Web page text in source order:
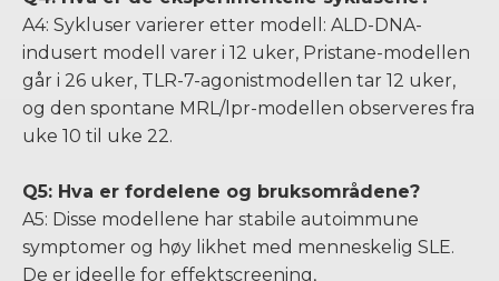
A4: Sykluser varierer etter modell: ALD-DNA-
indusert modell varer i 12 uker, Pristane-modellen
går i 26 uker, TLR-7-agonistmodellen tar 12 uker,
og den spontane MRL/lpr-modellen observeres fra
uke 10 til uke 22.
Q5: Hva er fordelene og bruksområdene?
A5: Disse modellene har stabile autoimmune
symptomer og høy likhet med menneskelig SLE.
De er ideelle for effektscreening,